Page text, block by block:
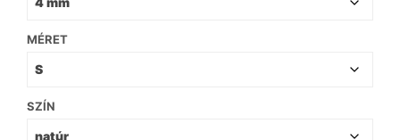
MÉRET
SZÍN